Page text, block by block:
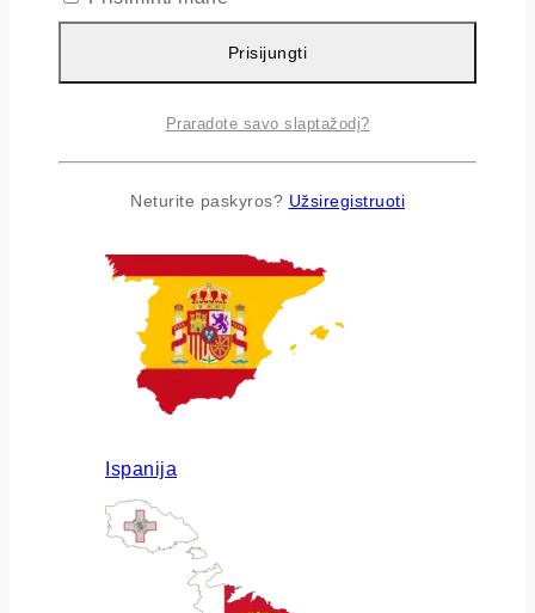
Airija
Ispanija
Prisijungti
Praradote savo slaptažodį?
Neturite paskyros? Užsiregistruoti